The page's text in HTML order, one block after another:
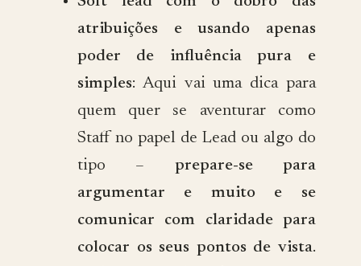
atribuições e usando apenas
poder de influência pura e
simples: Aqui vai uma dica para
quem quer se aventurar como
Staff no papel de Lead ou algo do
tipo – prepare-se para
argumentar e muito e se
comunicar com claridade para
colocar os seus pontos de vista.